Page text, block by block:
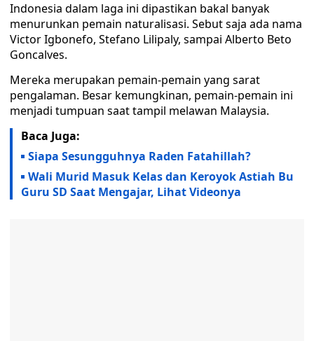
Indonesia dalam laga ini dipastikan bakal banyak
menurunkan pemain naturalisasi. Sebut saja ada nama
Victor Igbonefo, Stefano Lilipaly, sampai Alberto Beto
Goncalves.
Mereka merupakan pemain-pemain yang sarat
pengalaman. Besar kemungkinan, pemain-pemain ini
menjadi tumpuan saat tampil melawan Malaysia.
Baca Juga:
Siapa Sesungguhnya Raden Fatahillah?
Wali Murid Masuk Kelas dan Keroyok Astiah Bu
Guru SD Saat Mengajar, Lihat Videonya